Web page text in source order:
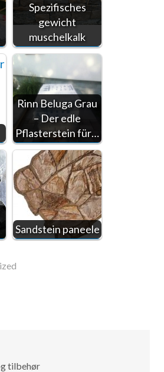
Spezifisches
gewicht
muschelkalk
Rinn Beluga Grau
– Der edle
Pflasterstein für…
Sandstein paneele
tilbehør